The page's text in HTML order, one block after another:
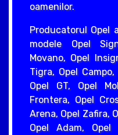
oamenilor.
Producatorul Opel
modele Opel
Movano, Opel
Tigra, Opel
Opel GT, Opel
Frontera, Opel
Arena, Opel Zafira,
Opel Adam,